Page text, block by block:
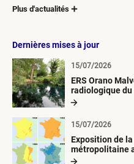
Plus d'actualités
Dernières mises à jour
ERS Orano
radiologique
15/07/2026
Exposition de
métropolitaine
radioactives
15/07/2026